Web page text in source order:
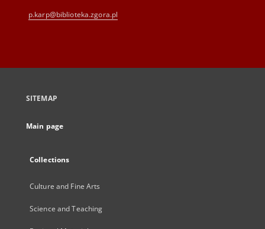
p.karp@biblioteka.zgora.pl
SITEMAP
Main page
Collections
Culture and Fine Arts
Science and Teaching